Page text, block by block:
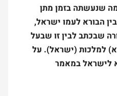
שנעשתה בזמן מתן
הבורא לעמו ישראל,
שבכתב לבין זו שבעל
למלכות (ישראל). על
לישראל במאמר